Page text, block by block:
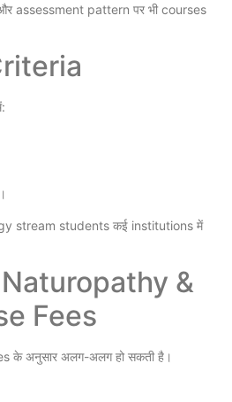
assessment pattern पर भी courses
stream students कई institutions में
&
Fees
के अनुसार अलग-अलग हो सकती है।